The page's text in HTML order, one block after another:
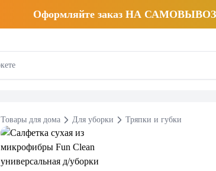
Оформляйте заказ НА
Товары для дома Для уборки Тряпки и губки